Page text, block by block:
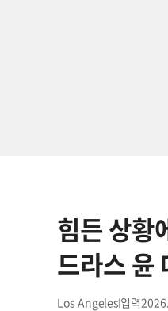
힘든 상황
드라스 윤
Los Angeles